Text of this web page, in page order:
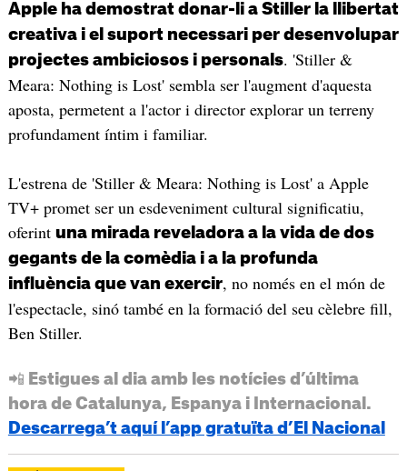
Apple ha demostrat donar-li a Stiller la llibertat
creativa i el suport necessari per desenvolupar
projectes ambiciosos i personals. 'Stiller &
Meara: Nothing is Lost' sembla ser l'augment d'aquesta
aposta, permetent a l'actor i director explorar un terreny
profundament íntim i familiar.
L'estrena de 'Stiller & Meara: Nothing is Lost' a Apple
TV+ promet ser un esdeveniment cultural significatiu,
oferint una mirada reveladora a la vida de dos
gegants de la comèdia i a la profunda
influència que van exercir, no només en el món de
l'espectacle, sinó també en la formació del seu cèlebre fill,
Ben Stiller.
📲 Estigues al dia amb les notícies d’última
hora de Catalunya, Espanya i Internacional.
Descarrega’t aquí l’app gratuïta d’El Nacional